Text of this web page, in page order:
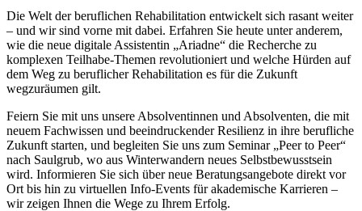
Die Welt der beruflichen Rehabilitation entwickelt sich rasant weiter
– und wir sind vorne mit dabei. Erfahren Sie heute unter anderem,
wie die neue digitale Assistentin „Ariadne“ die Recherche zu
komplexen Teilhabe-Themen revolutioniert und welche Hürden auf
dem Weg zu beruflicher Rehabilitation es für die Zukunft
wegzuräumen gilt.
Feiern Sie mit uns unsere Absolventinnen und Absolventen, die mit
neuem Fachwissen und beeindruckender Resilienz in ihre berufliche
Zukunft starten, und begleiten Sie uns zum Seminar „Peer to Peer“
nach Saulgrub, wo aus Winterwandern neues Selbstbewusstsein
wird. Informieren Sie sich über neue Beratungsangebote direkt vor
Ort bis hin zu virtuellen Info-Events für akademische Karrieren –
wir zeigen Ihnen die Wege zu Ihrem Erfolg.